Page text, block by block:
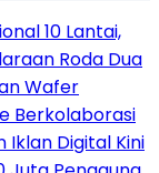
10 Lantai,
Roda Dua
Wafer
Berkolaborasi
Iklan Digital Kini